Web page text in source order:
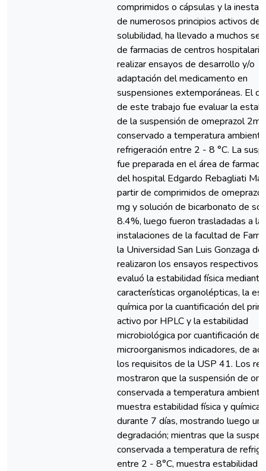
comprimidos o cápsulas y la
de numerosos principios activos de
solubilidad, ha llevado a muchos
de farmacias de centros
realizar ensayos de desarrollo y/o
adaptación del medicamento en
suspensiones extemporáneas. El
de este trabajo fue evaluar la
de la suspensión de omeprazol
conservado a temperatura
refrigeración entre 2 - 8 °C. La
fue preparada en el área de
del hospital Edgardo Rebagliati
partir de comprimidos de
mg y solución de bicarbonato de
8.4%, luego fueron trasladadas a
instalaciones de la facultad de
la Universidad San Luis Gonzaga
realizaron los ensayos respectivos.
evaluó la estabilidad física
características organolépticas, la
química por la cuantificación del
activo por HPLC y la estabilidad
microbiológica por cuantificación de
microorganismos indicadores, de
los requisitos de la USP 41. Los
mostraron que la suspensión de
conservada a temperatura ambiente
muestra estabilidad física y química
durante 7 días, mostrando luego
degradación; mientras que la
conservada a temperatura de
entre 2 - 8°C, muestra estabilidad